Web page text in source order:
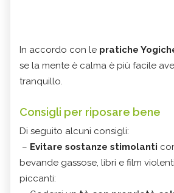
In accordo con le pratiche
se la mente è calma è più facile
tranquillo.
Consigli per riposare bene
Di seguito alcuni consigli:
– Evitare sostanze stimolanti
bevande gassose, libri e film
piccanti: